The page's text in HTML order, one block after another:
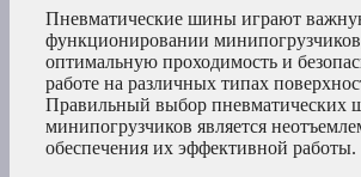
Пневматические шины играют
функционировании
оптимальную проходимость и
работе на различных типах
Правильный выбор пневматических
минипогрузчиков является
обеспечения их эффективной работы.